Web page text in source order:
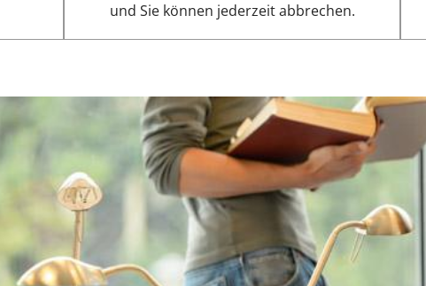
und Sie können jederzeit abbrechen.